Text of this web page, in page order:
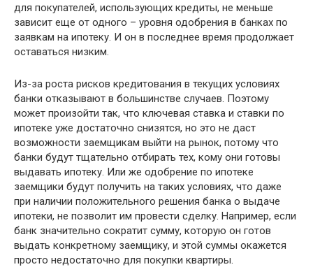
для покупателей, использующих кредиты, не меньше
зависит еще от одного – уровня одобрения в банках по
заявкам на ипотеку. И он в последнее время продолжает
оставаться низким.
Из-за роста рисков кредитования в текущих условиях
банки отказывают в большинстве случаев. Поэтому
может произойти так, что ключевая ставка и ставки по
ипотеке уже достаточно снизятся, но это не даст
возможности заемщикам выйти на рынок, потому что
банки будут тщательно отбирать тех, кому они готовы
выдавать ипотеку. Или же одобрение по ипотеке
заемщики будут получить на таких условиях, что даже
при наличии положительного решения банка о выдаче
ипотеки, не позволит им провести сделку. Например, если
банк значительно сократит сумму, которую он готов
выдать конкретному заемщику, и этой суммы окажется
просто недостаточно для покупки квартиры.